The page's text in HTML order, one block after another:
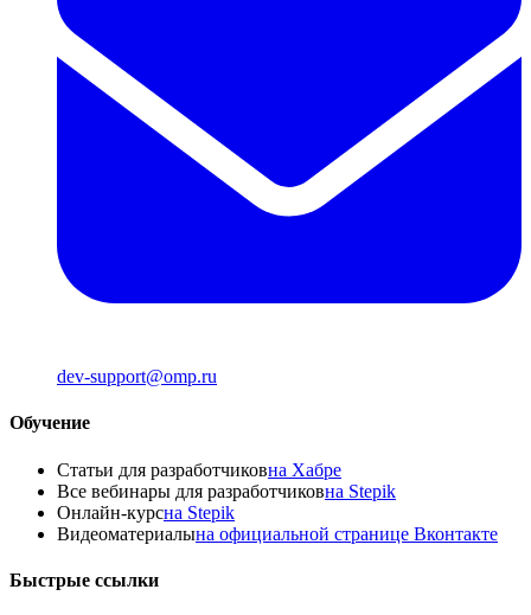
dev-support@omp.ru
Обучение
Статьи для разработчиковна Хабре
Все вебинары для разработчиковна Stepik
Онлайн-курсна Stepik
Видеоматериалына официальной странице Вконтакте
Быстрые ссылки